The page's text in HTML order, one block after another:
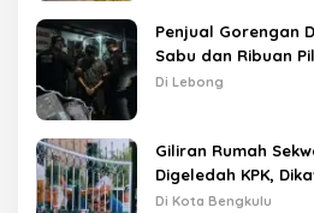
Penjual Gorengan
Sabu dan Ribuan
Disebut Saat
Di Lebong
Giliran Rumah
Digeledah KPK,
Di Kota Bengkulu